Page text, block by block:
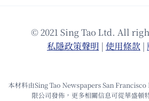
© 2021 Sing Tao Ltd. All
私隱政策聲明 | 使⽤條款 |
本材料由Sing Tao Newspapers San
限公司發佈，更多相關信息可從華盛頓